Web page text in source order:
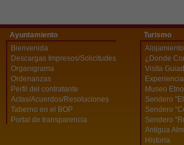
Ayuntamiento
Bienvenida
Descargas Impresos/Solicitudes
Organigrama
Ordenanzas
Perfil del contratante
Actas/Acuerdos/Resoluciones
Taberno en el BOP
Portal de transparencia
Turismo
¿Donde
Visita
Museo
Sendero
Sendero
Sendero
Antigua
Historia